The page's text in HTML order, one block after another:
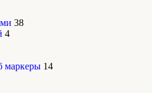
38
4
маркеры 14